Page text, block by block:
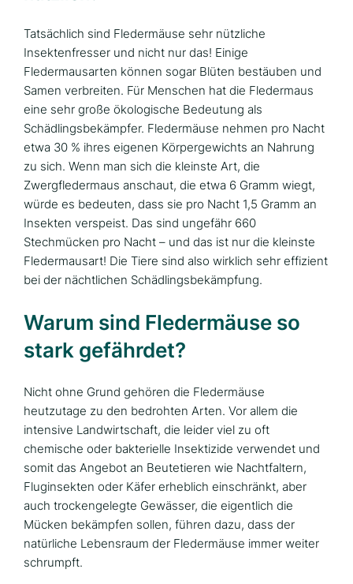
Tatsächlich sind Fledermäuse sehr nützliche
Insektenfresser und nicht nur das! Einige
Fledermausarten können sogar Blüten bestäuben und
Samen verbreiten. Für Menschen hat die Fledermaus
eine sehr große ökologische Bedeutung als
Schädlingsbekämpfer. Fledermäuse nehmen pro Nacht
etwa 30 % ihres eigenen Körpergewichts an Nahrung
zu sich. Wenn man sich die kleinste Art, die
Zwergfledermaus anschaut, die etwa 6 Gramm wiegt,
würde es bedeuten, dass sie pro Nacht 1,5 Gramm an
Insekten verspeist. Das sind ungefähr 660
Stechmücken pro Nacht – und das ist nur die kleinste
Fledermausart! Die Tiere sind also wirklich sehr effizient
bei der nächtlichen Schädlingsbekämpfung.
Warum sind Fledermäuse so
stark gefährdet?
Nicht ohne Grund gehören die Fledermäuse
heutzutage zu den bedrohten Arten. Vor allem die
intensive Landwirtschaft, die leider viel zu oft
chemische oder bakterielle Insektizide verwendet und
somit das Angebot an Beutetieren wie Nachtfaltern,
Fluginsekten oder Käfer erheblich einschränkt, aber
auch trockengelegte Gewässer, die eigentlich die
Mücken bekämpfen sollen, führen dazu, dass der
natürliche Lebensraum der Fledermäuse immer weiter
schrumpft.